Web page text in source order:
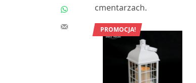
cmentarzach.
PROMOCJA!